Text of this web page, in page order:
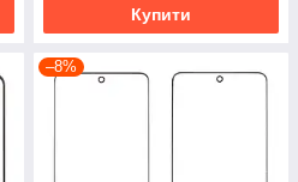
Купити
–8%